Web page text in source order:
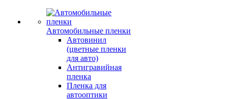
Автомобильные пленки
Автовинил
(цветные пленки
для авто)
Антигравийная
пленка
Пленка для
автооптики